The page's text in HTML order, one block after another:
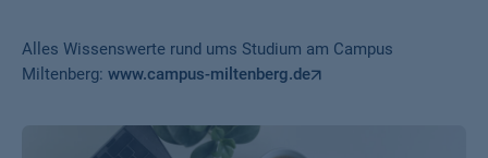
Alles Wissenswerte rund ums Studium am Campus
Miltenberg: www.campus-miltenberg.de